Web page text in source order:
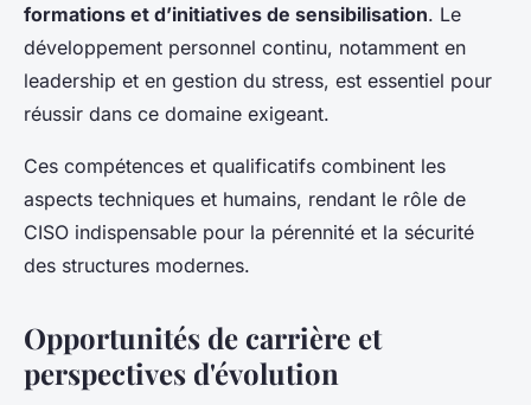
formations et d’initiatives de sensibilisation. Le
développement personnel continu, notamment en
leadership et en gestion du stress, est essentiel pour
réussir dans ce domaine exigeant.
Ces compétences et qualificatifs combinent les
aspects techniques et humains, rendant le rôle de
CISO indispensable pour la pérennité et la sécurité
des structures modernes.
Opportunités de carrière et
perspectives d'évolution